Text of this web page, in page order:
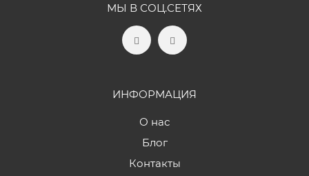
МЫ В СОЦ.СЕТЯХ
ИНФОРМАЦИЯ
О нас
Блог
Контакты